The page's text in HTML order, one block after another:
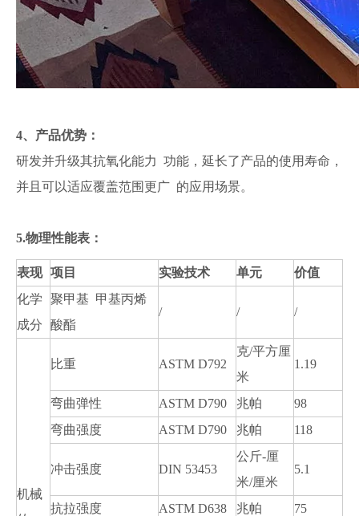
4、产品优势：
研发并升级其抗氧化能力 功能，延长了产品的使用寿命，
并且可以适应覆盖范围更广 的应用场景。
5.物理性能表：
表现 项目 实验技术 单元
价值
化学
成分
聚甲基 甲基丙烯
酸酯
/ / /
机械
比重 ASTM D792
克/平方厘
米
1.19
弯曲弹性 ASTM D790 兆帕
98
弯曲强度
ASTM D790 兆帕 118
冲击强度 DIN 53453
公斤-厘
米/厘米
5.1
抗拉强度 ASTM D638 兆帕 75